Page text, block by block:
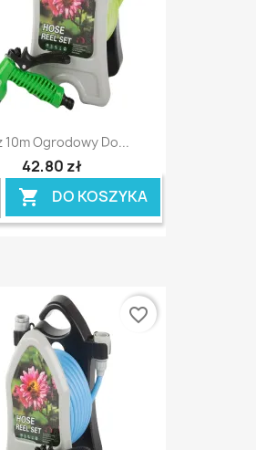
10m Ogrodowy Do...
42,80 zł
 DO KOSZYKA
favorite_border